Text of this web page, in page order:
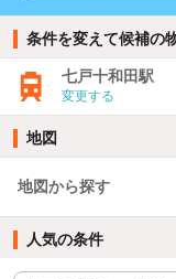
条件を変えて候補の
七戸十和田駅
変更する
地図
地図から探す
人気の条件